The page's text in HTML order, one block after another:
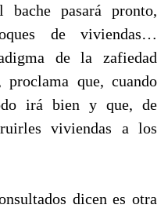
bache pasará pronto,
de viviendas…
de la zafiedad
que, cuando
irá bien y que, de
viviendas a los
dicen es otra